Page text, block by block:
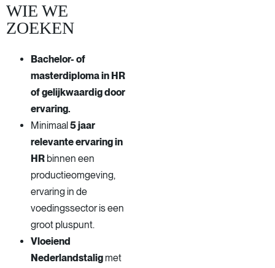
WIE WE
ZOEKEN
Bachelor- of
masterdiploma in HR
of gelijkwaardig door
ervaring.
Minimaal5 jaar
relevante ervaring in
HR binnen een
productieomgeving,
ervaring in de
voedingssector is een
groot pluspunt.
Vloeiend
Nederlandstalig met